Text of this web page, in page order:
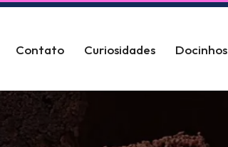
Contato Curiosidades Docinhos